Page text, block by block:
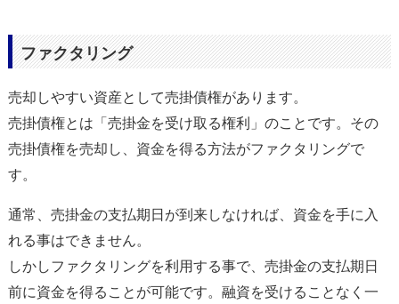
ファクタリング
売却しやすい資産として売掛債権があります。
売掛債権とは「売掛金を受け取る権利」のことです。その
売掛債権を売却し、資金を得る方法がファクタリングで
す。
通常、売掛金の支払期日が到来しなければ、資金を手に入
れる事はできません。
しかしファクタリングを利用する事で、売掛金の支払期日
前に資金を得ることが可能です。融資を受けることなく一